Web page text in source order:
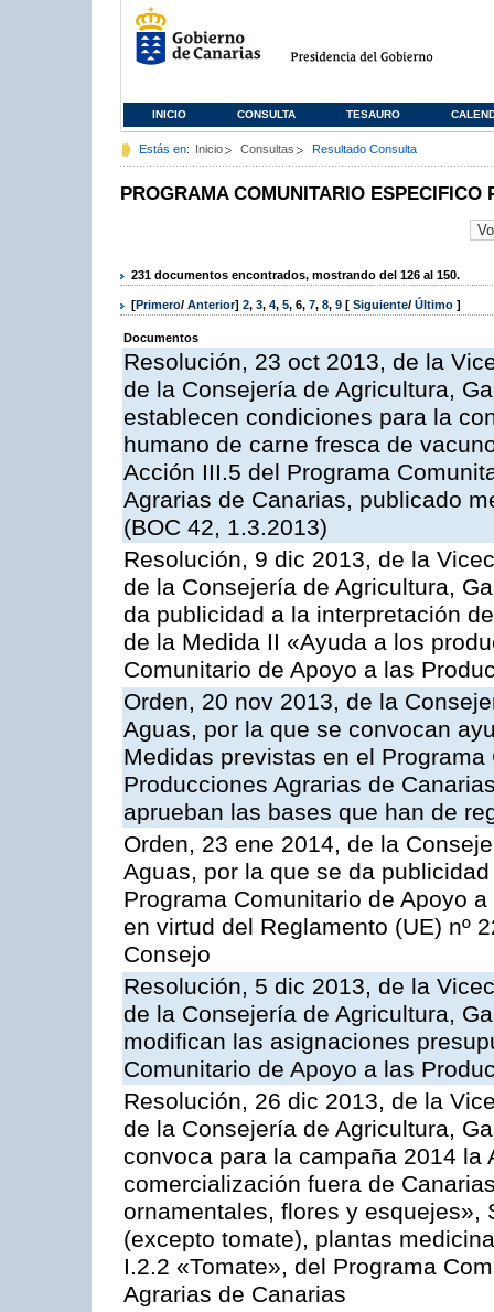
INICIO CONSULTA TESAURO
Estás en: Inicio Consultas Resultado Consulta
PROGRAMA COMUNITARIO ESPECIFICO
231 documentos encontrados, mostrando del 126 al 150.
[Primero/ Anterior] 2, 3, 4, 5, 6, 7, 8, 9 [ Siguiente/ Último ]
Documentos
Resolución, 23 oct 2013, de la
de la Consejería de Agricultura,
establecen condiciones para la
humano de carne fresca de
Acción III.5 del Programa
Agrarias de Canarias, publicado
(BOC 42, 1.3.2013)
Resolución, 9 dic 2013, de la
de la Consejería de Agricultura,
da publicidad a la interpretación
de la Medida II «Ayuda a los
Comunitario de Apoyo a las
Orden, 20 nov 2013, de la
Aguas, por la que se convocan
Medidas previstas en el
Producciones Agrarias de
aprueban las bases que han de
Orden, 23 ene 2014, de la
Aguas, por la que se da
Programa Comunitario de Apoyo
en virtud del Reglamento (UE) nº
Consejo
Resolución, 5 dic 2013, de la
de la Consejería de Agricultura,
modifican las asignaciones
Comunitario de Apoyo a las
Resolución, 26 dic 2013, de la
de la Consejería de Agricultura,
convoca para la campaña 2014 la
comercialización fuera de
ornamentales, flores y esquejes»,
(excepto tomate), plantas
I.2.2 «Tomate», del Programa
Agrarias de Canarias